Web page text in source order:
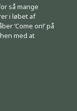
så mange
i løbet af
‘Come on!’ på
med at